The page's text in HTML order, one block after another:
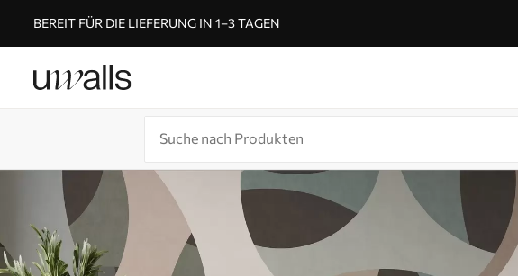
BEREIT FÜR DIE LIEFERUNG IN 1–3 TAGEN